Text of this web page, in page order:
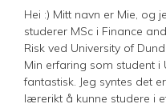
Hei :) Mitt navn er Mie, og
studerer MSc i Finance and
Risk ved University of
Min erfaring som student
fantastisk. Jeg syntes det
lærerikt å kunne studere i